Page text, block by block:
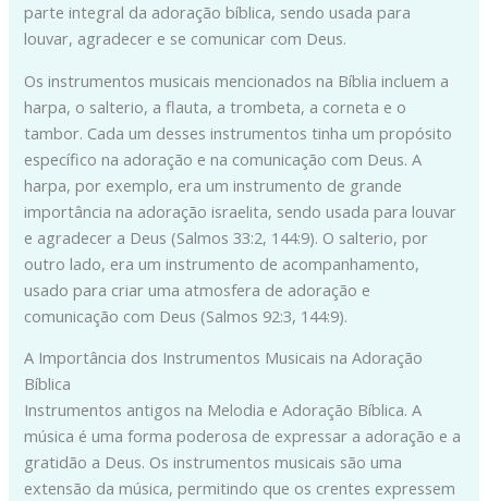
parte integral da adoração bíblica, sendo usada para
louvar, agradecer e se comunicar com Deus.
Os instrumentos musicais mencionados na Bíblia incluem a
harpa, o salterio, a flauta, a trombeta, a corneta e o
tambor. Cada um desses instrumentos tinha um propósito
específico na adoração e na comunicação com Deus. A
harpa, por exemplo, era um instrumento de grande
importância na adoração israelita, sendo usada para louvar
e agradecer a Deus (Salmos 33:2, 144:9). O salterio, por
outro lado, era um instrumento de acompanhamento,
usado para criar uma atmosfera de adoração e
comunicação com Deus (Salmos 92:3, 144:9).
A Importância dos Instrumentos Musicais na Adoração
Bíblica
Instrumentos antigos na Melodia e Adoração Bíblica. A
música é uma forma poderosa de expressar a adoração e a
gratidão a Deus. Os instrumentos musicais são uma
extensão da música, permitindo que os crentes expressem